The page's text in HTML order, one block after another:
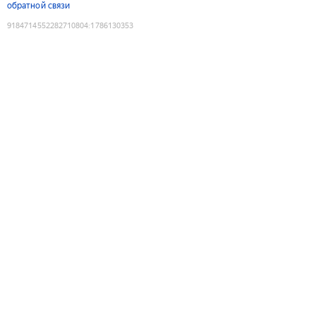
обратной связи
9184714552282710804:1786130353